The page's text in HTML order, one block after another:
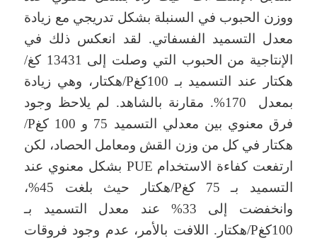
ووزن الحبوب في السنبلة بشكل تدريجي مع زيادة
معدل التسميد الفسفاتي. لقد انعكس ذلك في
الإنتاجية من الحبوب التي وصلت إلى 13431 كغ/
هكتار عند التسميد بـ 100كغP/هكتار، وهي زيادة
بمعدل 170%. مقارنة بالشاهد. لم يلاحظ وجود
فرق معنوي بين معدلي التسميد 75 و 100 كغP/
هكتار في كل من وزن القش ومعامل الحصاد، لكن
ارتفعت كفاءة الاستخدام PUE بشكل معنوي عند
التسميد بـ 75 كغP/هكتار حيث بلغت 45%،
وانخفضت إلى 33% عند معدل التسميد بـ
100كغP/هكتار. اللافت بالأمر، عدم وجود فروقات